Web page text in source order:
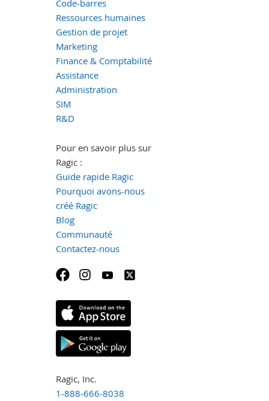
Code-barres
Ressources humaines
Gestion de projet
Marketing
Finance & Comptabilité
Assistance
Administration
SIM
R&D
Pour en savoir plus sur
Ragic :
Guide rapide Ragic
Pourquoi avons-nous
créé Ragic
Blog
Communauté
Contactez-nous
Ragic, Inc.
1-888-666-8038